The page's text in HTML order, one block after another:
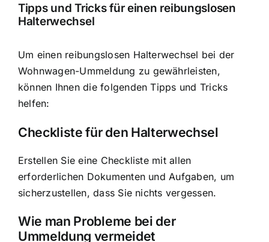
Tipps und Tricks für einen reibungslosen
Halterwechsel
Um einen reibungslosen Halterwechsel bei der
Wohnwagen-Ummeldung zu gewährleisten,
können Ihnen die folgenden Tipps und Tricks
helfen:
Checkliste für den Halterwechsel
Erstellen Sie eine Checkliste mit allen
erforderlichen Dokumenten und Aufgaben, um
sicherzustellen, dass Sie nichts vergessen.
Wie man Probleme bei der
Ummeldung vermeidet